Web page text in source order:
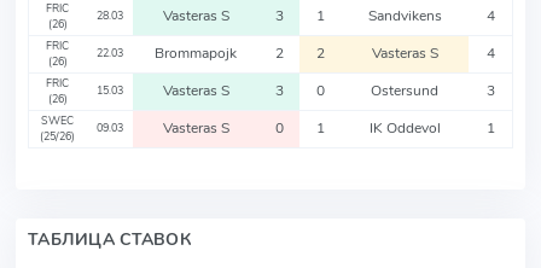
FRIC
(26)
28.03 Vasteras S 3 1 Sandvikens 4
FRIC
(26)
22.03 Brommapojk 2 2 Vasteras S 4
FRIC
(26)
15.03 Vasteras S 3 0 Ostersund 3
SWEC
(25/26)
09.03 Vasteras S 0 1 IK Oddevol 1
ТАБЛИЦА СТАВОК